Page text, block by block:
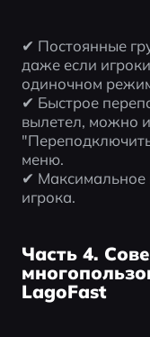
✔ Постоянные
даже если
одиночном
✔ Быстрое
вылетел, можно
меню.
✔ Максимальное
игрока.
Часть 4.
LagoFast